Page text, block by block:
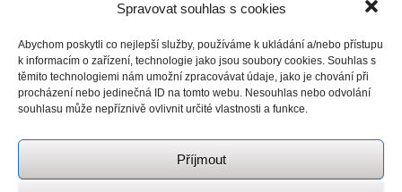
Spravovat souhlas s cookies
Abychom poskytli co nejlepší služby, používáme k ukládání a/nebo přístupu
k informacím o zařízení, technologie jako jsou soubory cookies. Souhlas s
těmito technologiemi nám umožní zpracovávat údaje, jako je chování při
procházení nebo jedinečná ID na tomto webu. Nesouhlas nebo odvolání
souhlasu může nepříznivě ovlivnit určité vlastnosti a funkce.
Příjmout